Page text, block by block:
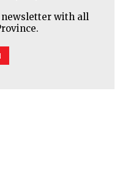
newsletter with all